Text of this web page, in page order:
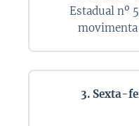
Estadual nº
movimenta
3. Sexta-